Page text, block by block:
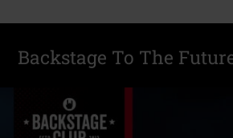
Backstage To The